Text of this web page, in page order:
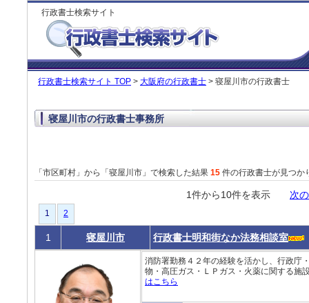
行政書士検索サイト
行政書士検索サイト TOP > 大阪府の行政書士 > 寝屋川市の行政書士
寝屋川市の行政書士事務所
「市区町村」から「寝屋川市」で検索した結果 15 件の行政書士が見つか
1件から10件を表示 次
1 2
1 寝屋川市 行政書士明和街なか法務相談室
消防署勤務４２年の経験を活かし、行政庁
物・高圧ガス・ＬＰガス・火薬に関する施
はこちら